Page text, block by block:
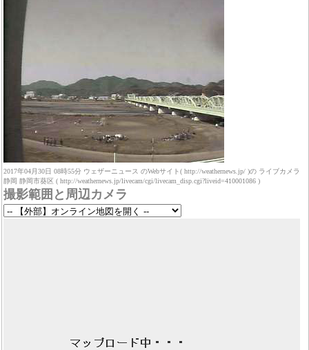
2017年04月30日 08時55分 ウェザーニュース のWebサイト( http://weathernews.jp/ )の ライブカメラ
静岡 静岡市葵区 ( http://weathernews.jp/livecam/cgi/livecam_disp.cgi?liveid=410001086 )
撮影範囲と周辺カメラ